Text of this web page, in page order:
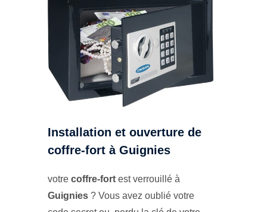
Installation et ouverture de
coffre-fort à Guignies
votre coffre-fort est verrouillé à
Guignies ? Vous avez oublié votre